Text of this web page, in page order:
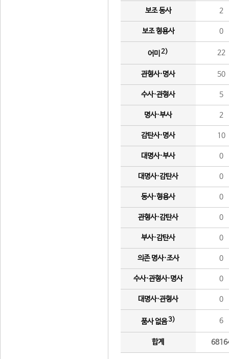
보조 동사 2
보조 형용사 0
어미 2) 22
관형사·명사 50
수사·관형사 5
명사·부사 2
감탄사·명사 10
대명사·부사 0
대명사·감탄사 0
동사·형용사 0
관형사·감탄사 0
부사·감탄사 0
의존 명사·조사 0
수사·관형사·명사 0
대명사·관형사 0
품사 없음3) 6
합계